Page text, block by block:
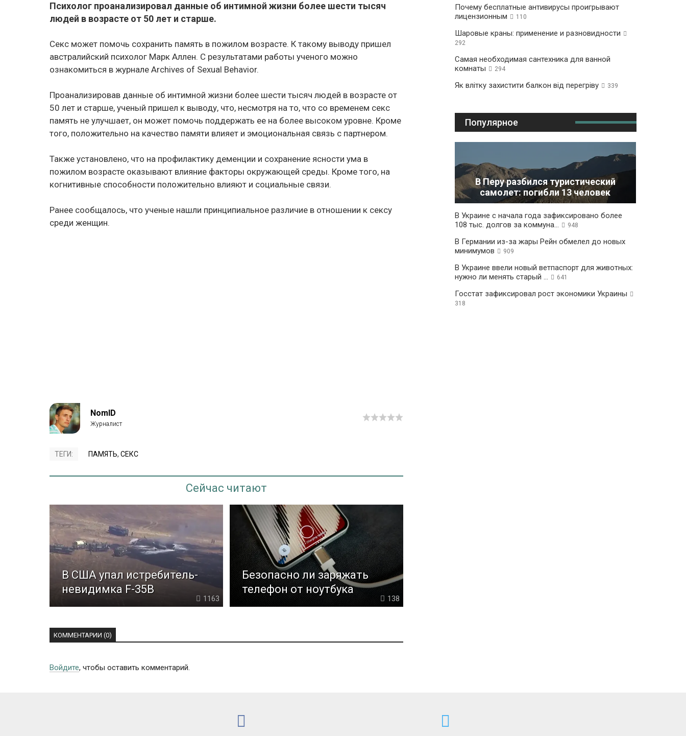
Психолог проанализировал данные об интимной жизни более шести тысяч
людей в возрасте от 50 лет и старше.
Секс может помочь сохранить память в пожилом возрасте. К такому выводу пришел
австралийский психолог Марк Аллен. С результатами работы ученого можно
ознакомиться в журнале Archives of Sexual Behavior.
Проанализировав данные об интимной жизни более шести тысяч людей в возрасте от
50 лет и старше, ученый пришел к выводу, что, несмотря на то, что со временем секс
память не улучшает, он может помочь поддержать ее на более высоком уровне. Кроме
того, положительно на качество памяти влияет и эмоциональная связь с партнером.
Также установлено, что на профилактику деменции и сохранение ясности ума в
пожилом возрасте оказывают влияние факторы окружающей среды. Кроме того, на
когнитивные способности положительно влияют и социальные связи.
Ранее сообщалось, что ученые нашли принципиальное различие в отношении к сексу
среди женщин.
NomID
ТЕГИ: ПАМЯТЬ, СЕКС
Сейчас читают
В США упал истребитель-
невидимка F-35B
1163
Безопасно ли заряжать
телефон от ноутбука
138
КОММЕНТАРИИ (0)
Войдите, чтобы оставить комментарий.
Почему бесплатные антивирусы проигрывают
лицензионным
110
Шаровые краны: применение и разновидности
292
Самая необходимая сантехника для ванной
комнаты
294
Як влітку захистити балкон від перегріву 339
Популярное
В Перу разбился туристический
самолет: погибли 13 человек
В Украине с начала года зафиксировано более
108 тыс. долгов за коммуна...
948
В Германии из-за жары Рейн обмелел до новых
минимумов
909
В Украине ввели новый ветпаспорт для животных:
нужно ли менять старый ...
641
Госстат зафиксировал рост экономики Украины
318